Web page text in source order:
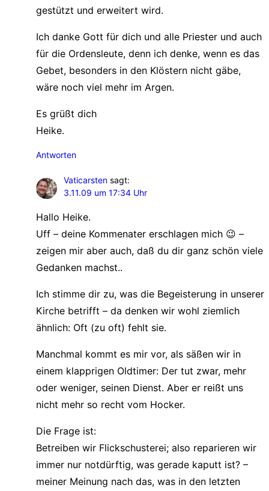
gestützt und erweitert wird.
Ich danke Gott für dich und alle Priester und auch
für die Ordensleute, denn ich denke, wenn es das
Gebet, besonders in den Klöstern nicht gäbe,
wäre noch viel mehr im Argen.
Es grüßt dich
Heike.
Antworten
Vaticarsten sagt:
3.11.09 um 17:34 Uhr
Hallo Heike.
Uff – deine Kommenater erschlagen mich 😉 –
zeigen mir aber auch, daß du dir ganz schön viele
Gedanken machst..
Ich stimme dir zu, was die Begeisterung in unserer
Kirche betrifft – da denken wir wohl ziemlich
ähnlich: Oft (zu oft) fehlt sie.
Manchmal kommt es mir vor, als säßen wir in
einem klapprigen Oldtimer: Der tut zwar, mehr
oder weniger, seinen Dienst. Aber er reißt uns
nicht mehr so recht vom Hocker.
Die Frage ist:
Betreiben wir Flickschusterei; also reparieren wir
immer nur notdürftig, was gerade kaputt ist? –
meiner Meinung nach das, was in den letzten